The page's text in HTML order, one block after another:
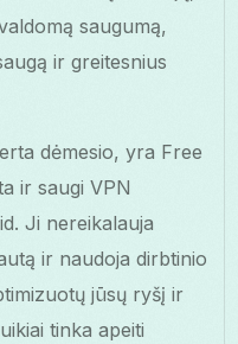
saugumą,
ir greitesnius
dėmesio, yra Free
ir saugi VPN
Ji nereikalauja
ir naudoja dirbtinio
jūsų ryšį ir
tinka apeiti